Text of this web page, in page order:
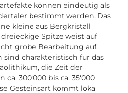
können eindeutig als
bestimmt werden. Das
kleine aus Bergkristall
Spitze weist auf
grobe Bearbeitung auf.
sind charakteristisch für das
die Zeit der
300‘000 bis ca. 35‘000
Gesteinsart kommt lokal